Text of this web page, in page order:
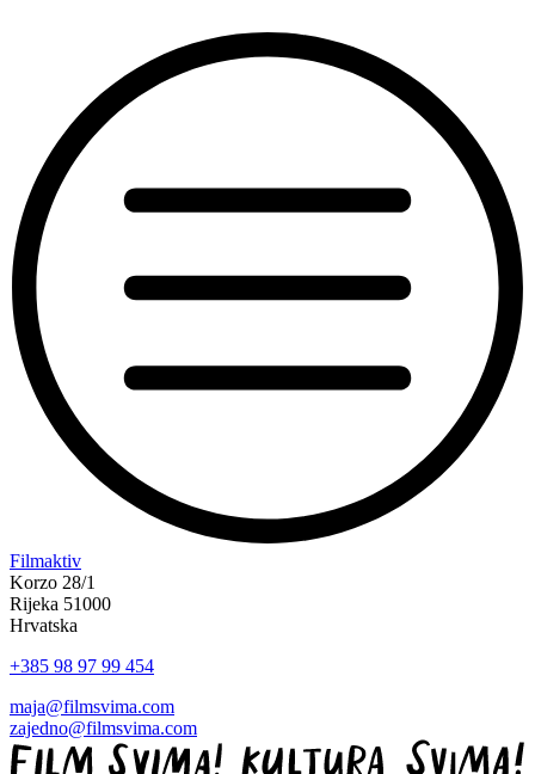
“Film
svima
svugdje
2025”
Filmaktiv
Korzo 28/1
Rijeka 51000
Hrvatska
+385 98 97 99 454
maja@filmsvima.com
zajedno@filmsvima.com